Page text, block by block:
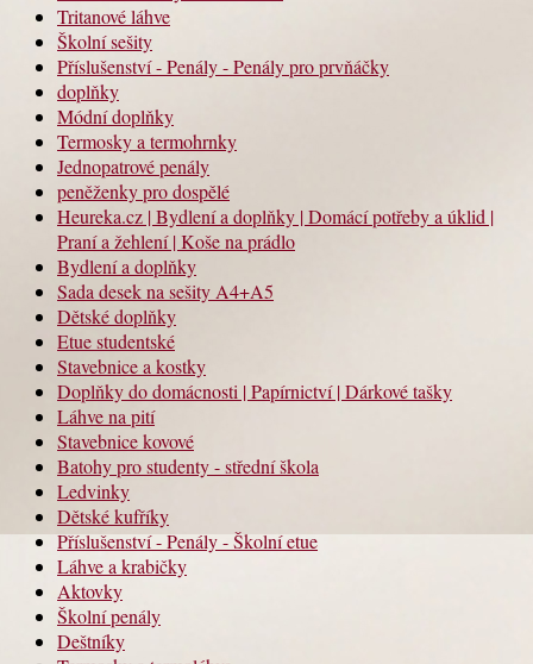
Tritanové láhve
Školní sešity
Příslušenství - Penály - Penály pro prvňáčky
doplňky
Módní doplňky
Termosky a termohrnky
Jednopatrové penály
peněženky pro dospělé
Heureka.cz | Bydlení a doplňky | Domácí potřeby a úklid |
Praní a žehlení | Koše na prádlo
Bydlení a doplňky
Sada desek na sešity A4+A5
Dětské doplňky
Etue studentské
Stavebnice a kostky
Doplňky do domácnosti | Papírnictví | Dárkové tašky
Láhve na pití
Stavebnice kovové
Batohy pro studenty - střední škola
Ledvinky
Dětské kufříky
Příslušenství - Penály - Školní etue
Láhve a krabičky
Aktovky
Školní penály
Deštníky